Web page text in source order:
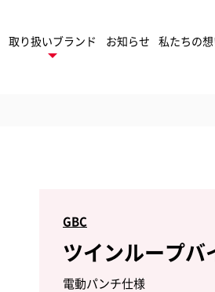
取り扱いブランド
TruSens
トゥルーセンス
お知らせ 私たちの
GBC
ツインループ
電動パンチ仕様